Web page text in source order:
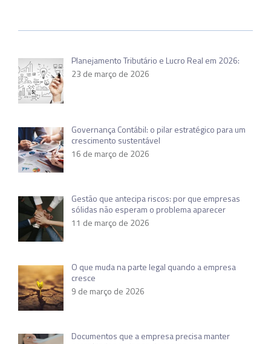
Planejamento Tributário e Lucro Real em 2026:
23 de março de 2026
Governança Contábil: o pilar estratégico para um
crescimento sustentável
16 de março de 2026
Gestão que antecipa riscos: por que empresas
sólidas não esperam o problema aparecer
11 de março de 2026
O que muda na parte legal quando a empresa
cresce
9 de março de 2026
Documentos que a empresa precisa manter